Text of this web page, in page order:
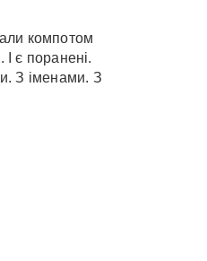
компотом
є поранені.
З іменами. З